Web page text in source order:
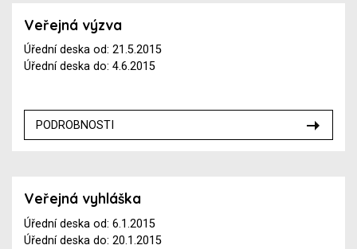
Veřejná výzva
Úřední deska od: 21.5.2015
Úřední deska do: 4.6.2015
PODROBNOSTI
Veřejná vyhláška
Úřední deska od: 6.1.2015
Úřední deska do: 20.1.2015